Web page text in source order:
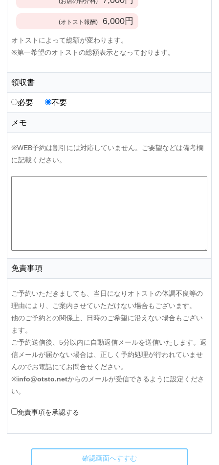
(オトスト報酬) 6,000円
オトストによって総額が変わります。
※第一希望のオトストの総額表示となっております。
領収書
必要 不要
メモ
※WEB予約は割引には対応していません。ご要望などは備考欄
に記載ください。
免責事項
ご予約いただきましても、当日になりオトストの体調不良等の
理由により、ご案内させていただけない場合もございます。
他のご予約との関係上、日時のご希望に沿えない場合もござい
ます。
ご予約送信後、5分以内に自動返信メールを送信いたします。返
信メールが届かない場合は、正しく予約処理が行われていませ
んのでお電話にてお問合せください。
※info@otsto.netからのメールが受信できるように設定くださ
い。
免責事項を承認する